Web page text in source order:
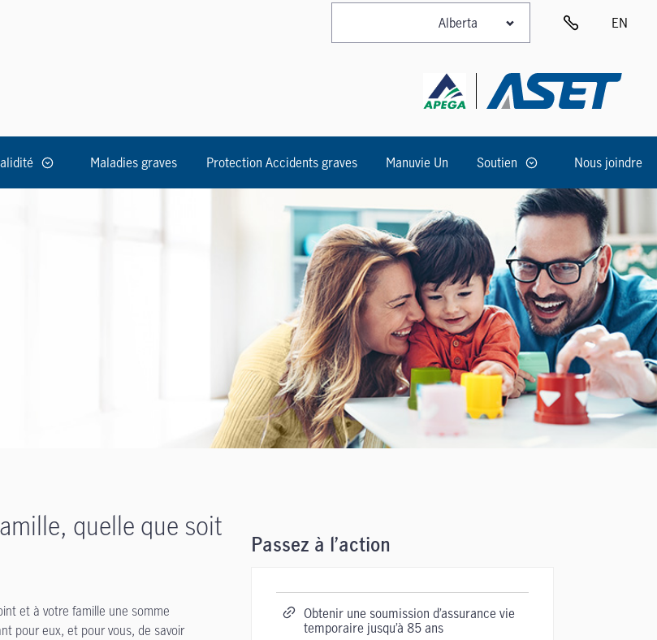
EN
Maladies graves Protection Accidents graves Manuvie Un Soutien Nous joindre
quelle que soit
et à votre famille une somme
pour eux, et pour vous, de savoir
Passez à l’action
Obtenir une soumission d’assurance vie
temporaire jusqu’à 85 ans